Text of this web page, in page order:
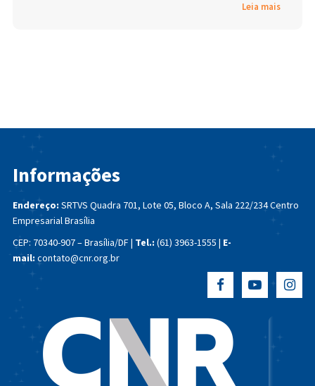
Leia mais
Informações
Endereço: SRTVS Quadra 701, Lote 05, Bloco A, Sala 222/234Centro
Empresarial Brasília
CEP: 70340-907 – Brasília/DF | Tel.: (61) 3963-1555 | E-
mail: contato@cnr.org.br